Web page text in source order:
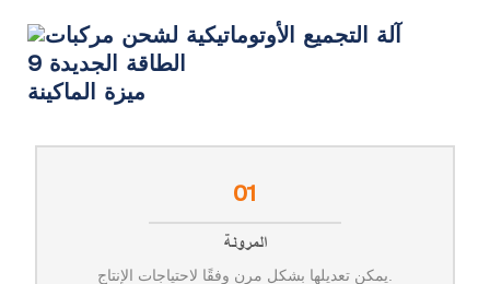
ميزة الماكينة
01
المرونة
يمكن تعديلها بشكل مرن وفقًا لاحتياجات الإنتاج.